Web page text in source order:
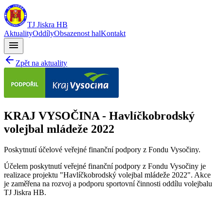
TJ Jiskra HB
AktualityOddílyObsazenost halKontakt
menu
Zpět na aktuality
KRAJ VYSOČINA - Havlíčkobrodský
volejbal mládeže 2022
Poskytnutí účelové veřejné finanční podpory z Fondu Vysočiny.
Účelem poskytnutí veřejné finanční podpory z Fondu Vysočiny je
realizace projektu "Havlíčkobrodský volejbal mládeže 2022". Akce
je zaměřena na rozvoj a podporu sportovní činnosti oddílu volejbalu
TJ Jiskra HB.